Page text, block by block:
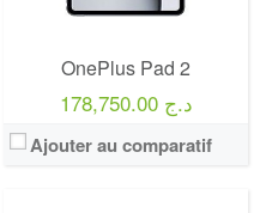
OnePlus Pad 2
178,750.00 د.ج
Ajouter au comparatif